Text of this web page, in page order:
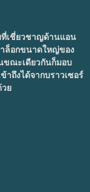
เชี่ยวชาญด้านแอน
าล็อกขนาดใหญ่ของ
ขณะเดียวกันก็มอบ
าถึงได้จากบราวเซอร์
ย